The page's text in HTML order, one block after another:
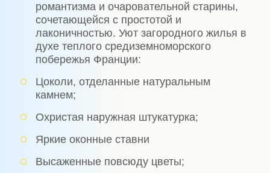
романтизма и очаровательной старины,
сочетающейся с простотой и
лаконичностью. Уют загородного жилья в
духе теплого средиземноморского
побережья Франции:
Цоколи, отделанные натуральным
камнем;
Охристая наружная штукатурка;
Яркие оконные ставни
Высаженные повсюду цветы;